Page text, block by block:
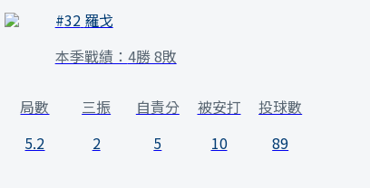
#32 羅戈
本季戰績： 4勝 8敗
局數
5.2
三振
2
自責分
5
被安打
10
投球數
89